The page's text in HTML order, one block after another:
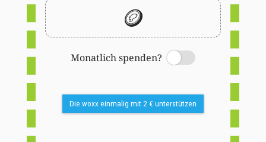
🪙
Monatlich spenden?
Switch
Die woxx einmalig mit 2 € unterstützen